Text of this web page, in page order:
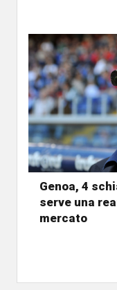
Genoa, 4
serve una
mercato